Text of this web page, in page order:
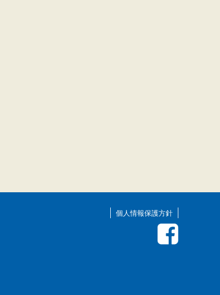
個人情報保護方針